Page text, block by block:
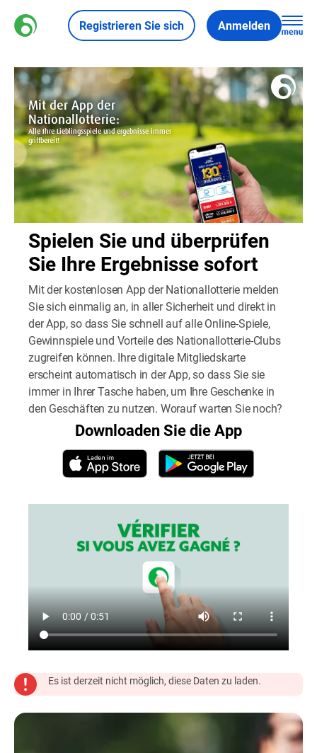
Registrieren Sie sich Anmelden
Spielen Sie und überprüfen
Sie Ihre Ergebnisse sofort
Mit der kostenlosen App der Nationallotterie melden
Sie sich einmalig an, in aller Sicherheit und direkt in
der App, so dass Sie schnell auf alle Online-Spiele,
Gewinnspiele und Vorteile des Nationallotterie-Clubs
zugreifen können. Ihre digitale Mitgliedskarte
erscheint automatisch in der App, so dass Sie sie
immer in Ihrer Tasche haben, um Ihre Geschenke in
den Geschäften zu nutzen. Worauf warten Sie noch?
Downloaden Sie die App
Es ist derzeit nicht möglich, diese Daten zu laden.